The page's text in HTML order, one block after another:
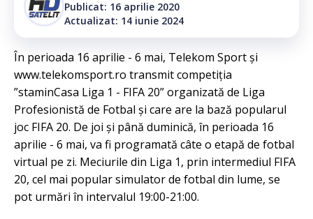
Publicat: 16 aprilie 2020
Actualizat: 14 iunie 2024
În perioada 16 aprilie - 6 mai, Telekom Sport şi
www.telekomsport.ro transmit competiţia
”staminCasa Liga 1 - FIFA 20” organizată de Liga
Profesionistă de Fotbal şi care are la bază popularul
joc FIFA 20. De joi şi până duminică, în perioada 16
aprilie - 6 mai, va fi programată câte o etapă de fotbal
virtual pe zi. Meciurile din Liga 1, prin intermediul FIFA
20, cel mai popular simulator de fotbal din lume, se
pot urmări în intervalul 19:00-21:00.